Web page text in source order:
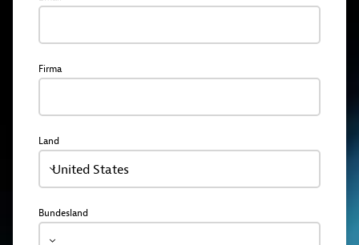
Firma
Land
United States
Bundesland